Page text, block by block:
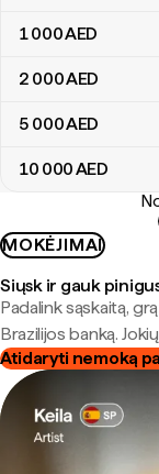
1 000AED
2 000AED
5 000AED
10 000AED
MOKĖJIMAI
Siųsk ir gauk
Padalink sąskaitą,
Brazilijos banką.
Atidaryti nemoką